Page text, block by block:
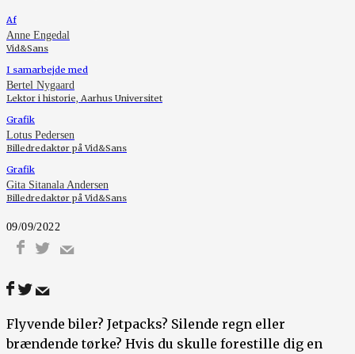
Af
Anne Engedal
Vid&Sans
I samarbejde med
Bertel Nygaard
Lektor i historie, Aarhus Universitet
Grafik
Lotus Pedersen
Billedredaktør på Vid&Sans
Grafik
Gita Sitanala Andersen
Billedredaktør på Vid&Sans
09/09/2022
Flyvende biler? Jetpacks? Silende regn eller
brændende tørke? Hvis du skulle forestille dig en